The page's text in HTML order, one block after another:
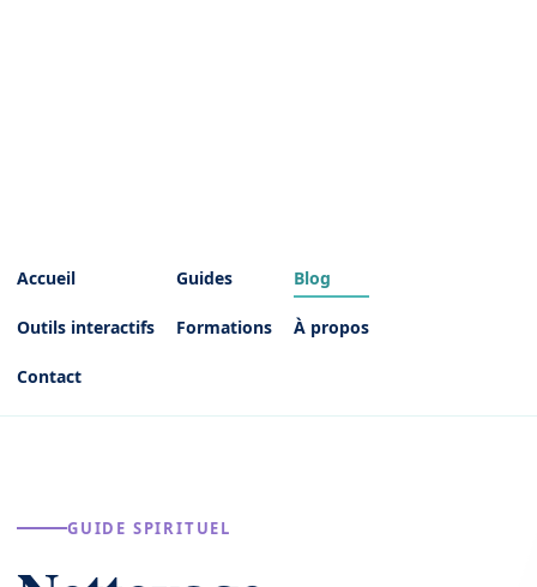
Accueil Guides Blog
Outils interactifs Formations À propos
Contact
GUIDE SPIRITUEL